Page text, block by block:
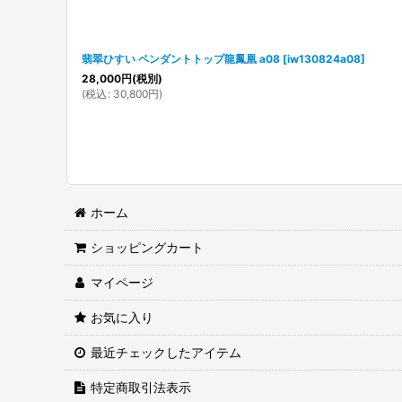
翡翠ひすい ペンダントトップ龍鳳凰 a08 [iw130824a08]
28,000円(税別)
(税込 : 30,800円)
ホーム
ショッピングカート
マイページ
お気に入り
最近チェックしたアイテム
特定商取引法表示